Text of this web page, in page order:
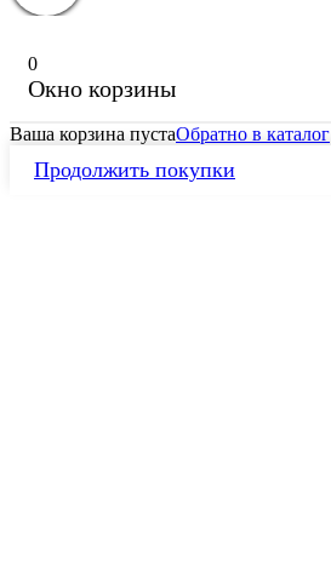
0
Окно корзины
Ваша корзина пустаОбратно в каталог
Продолжить покупки